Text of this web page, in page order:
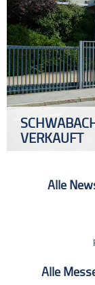
VERKAUFT
Alle
Alle